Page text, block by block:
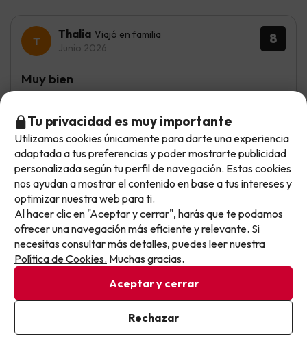
8
Thalia Viajó en familia
Junio 2026
animación muy bien todo
Siempre se puede mejorar en algo, los camarotes al
tener suelo como alfombra pueden haber ácaros y había
una persona con alergia a los ácaros en mi camarote
Muy bien
Inmaculada Tinoco Viajó en pareja
Junio 2026
Se disfruta desde el primer momento . Impresionante me
a encantado personal encantador , muy limpio todo
No llegas tarde: llegas al siguiente.
Este chollo ya ha caducado, pero cada día lanzamos
nuevas oportunidades para viajar mejor y pagar
menos.
Apúntate y que el próximo no se te escape.
Pon tu mejor e-mail
Ya estoy suscrito
Al suscribirte, confirmas haber leído y estar de acuerdo con la
Tu privacidad es muy importante
Utilizamos cookies únicamente para darte una experiencia
adaptada a tus preferencias y poder mostrarte publicidad
personalizada según tu perfil de navegación. Estas cookies
nos ayudan a mostrar el contenido en base a tus intereses y
optimizar nuestra web para ti.
Al hacer clic en "Aceptar y cerrar", harás que te podamos
ofrecer una navegación más eficiente y relevante. Si
necesitas consultar más detalles, puedes leer nuestra
Política de Cookies. Muchas gracias.
Aceptar y cerrar
Rechazar